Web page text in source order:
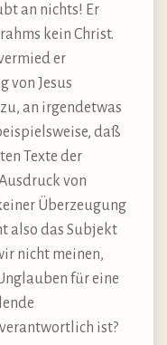
an nichts! Er
kein Christ.
er
von Jesus
an irgendetwas
daß
Texte der
von
Überzeugung
also das Subjekt
nicht meinen,
für eine
ist?